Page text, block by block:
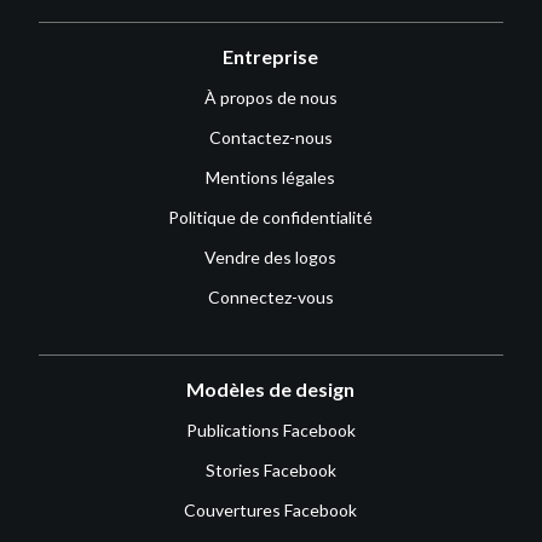
Entreprise
À propos de nous
Contactez-nous
Mentions légales
Politique de confidentialité
Vendre des logos
Connectez-vous
Modèles de design
Publications Facebook
Stories Facebook
Couvertures Facebook